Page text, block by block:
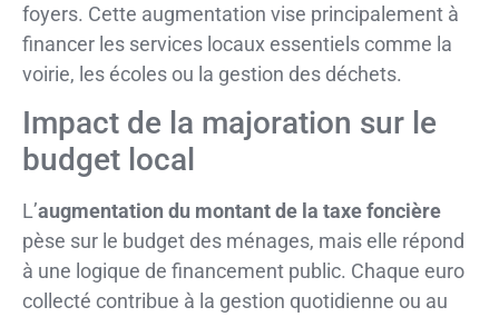
foyers. Cette augmentation vise principalement à
financer les services locaux essentiels comme la
voirie, les écoles ou la gestion des déchets.
Impact de la majoration sur le
budget local
L’augmentation du montant de la taxe foncière
pèse sur le budget des ménages, mais elle répond
à une logique de financement public. Chaque euro
collecté contribue à la gestion quotidienne ou au